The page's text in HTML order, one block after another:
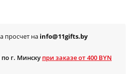
просчет на info@11gifts.by
по г. Минску при заказе от 400 BYN